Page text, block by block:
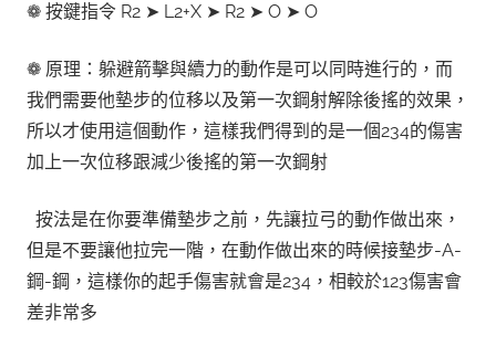
❁ 按鍵指令 R2 ➤ L2+X ➤ R2 ➤ O ➤ O
❁ 原理：躲避箭擊與續力的動作是可以同時進行的，而
我們需要他墊步的位移以及第一次鋼射解除後搖的效果，
所以才使用這個動作，這樣我們得到的是一個234的傷害
加上一次位移跟減少後搖的第一次鋼射
按法是在你要準備墊步之前，先讓拉弓的動作做出來，
但是不要讓他拉完一階，在動作做出來的時候接墊步-A-
鋼-鋼，這樣你的起手傷害就會是234，相較於123傷害會
差非常多